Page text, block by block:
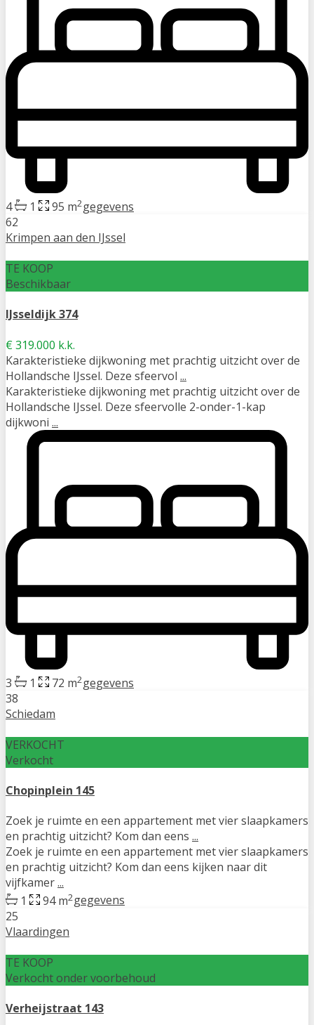
4 1 95 m2gegevens
62
Krimpen aan den IJssel
TE KOOP
Beschikbaar
IJsseldijk 374
€ 319.000 k.k.
Karakteristieke dijkwoning met prachtig uitzicht over de
Hollandsche IJssel. Deze sfeervol ...
Karakteristieke dijkwoning met prachtig uitzicht over de
Hollandsche IJssel. Deze sfeervolle 2-onder-1-kap
dijkwoni ...
3 1 72 m2gegevens
38
Schiedam
VERKOCHT
Verkocht
Chopinplein 145
Zoek je ruimte en een appartement met vier slaapkamers
en prachtig uitzicht? Kom dan eens ...
Zoek je ruimte en een appartement met vier slaapkamers
en prachtig uitzicht? Kom dan eens kijken naar dit
vijfkamer...
1
94 m2gegevens
25
Vlaardingen
TE KOOP
Verkocht onder voorbehoud
Verheijstraat 143